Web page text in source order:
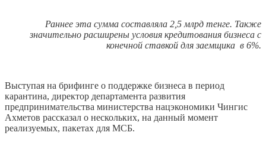
Раннее эта сумма составляла 2,5 млрд тенге. Также
значительно расширены условия кредитования бизнеса с
конечной ставкой для заемщика в 6%.
Выступая на брифинге о поддержке бизнеса в период
карантина, директор департамента развития
предпринимательства министерства нацэкономики Чингис
Ахметов рассказал о нескольких, на данный момент
реализуемых, пакетах для МСБ.